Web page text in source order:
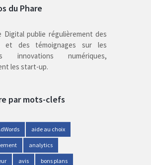
du Phare
Digital publie régulièrement des
et des témoignages sur les
innovations numériques,
les start-up.
par mots-clefs
aide au choix
analytics
avis bons plans